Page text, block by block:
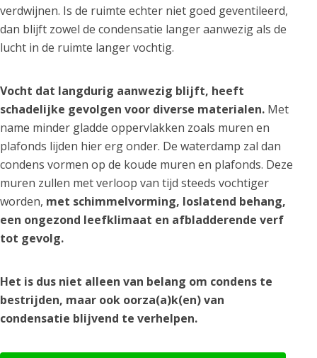
verdwijnen. Is de ruimte echter niet goed geventileerd,
dan blijft zowel de condensatie langer aanwezig als de
lucht in de ruimte langer vochtig.
Vocht dat langdurig aanwezig blijft, heeft
schadelijke gevolgen voor diverse materialen. Met
name minder gladde oppervlakken zoals muren en
plafonds lijden hier erg onder. De waterdamp zal dan
condens vormen op de koude muren en plafonds. Deze
muren zullen met verloop van tijd steeds vochtiger
worden, met schimmelvorming, loslatend behang,
een ongezond leefklimaat en afbladderende verf
tot gevolg.
Het is dus niet alleen van belang om condens te
bestrijden, maar ook oorza(a)k(en) van
condensatie blijvend te verhelpen.